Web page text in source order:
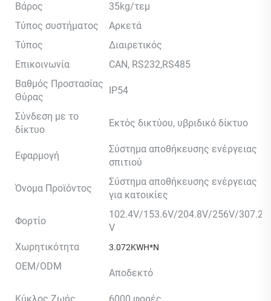
Βάρος
35kg/τεμ
Τύπος συστήματος
Αρκετά
Τύπος
Διαιρετικός
Επικοινωνία
CAN, RS232,RS485
Βαθμός Προστασίας
Θύρας
IP54
Σύνδεση με το
δίκτυο
Εκτός δικτύου, υβριδικό δίκτυο
Εφαρμογή
Σύστημα αποθήκευσης ενέργειας
σπιτιού
Όνομα Προϊόντος
Σύστημα αποθήκευσης ενέργειας
για κατοικίες
Φορτίο
102.4V/153.6V/204.8V/256V/307.2
V
Χωρητικότητα
3.072KWH*N
OEM/ODM
Αποδεκτό